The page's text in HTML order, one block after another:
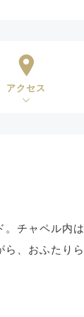
アクセス
。チャペル内は
ら、おふたりら